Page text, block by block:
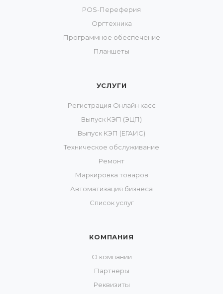
POS-Переферия
Оргтехника
Программное обеспечение
Планшеты
УСЛУГИ
Регистрация Онлайн касс
Выпуск КЭП (ЭЦП)
Выпуск КЭП (ЕГАИС)
Техническое обслуживание
Ремонт
Маркировка товаров
Автоматизация бизнеса
Список услуг
КОМПАНИЯ
О компании
Партнеры
Реквизиты